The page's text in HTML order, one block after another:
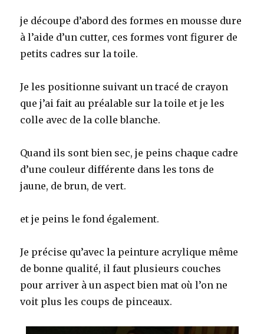
je découpe d’abord des formes en mousse dure
à l’aide d’un cutter, ces formes vont figurer de
petits cadres sur la toile.
Je les positionne suivant un tracé de crayon
que j’ai fait au préalable sur la toile et je les
colle avec de la colle blanche.
Quand ils sont bien sec, je peins chaque cadre
d’une couleur différente dans les tons de
jaune, de brun, de vert.
et je peins le fond également.
Je précise qu’avec la peinture acrylique même
de bonne qualité, il faut plusieurs couches
pour arriver à un aspect bien mat où l’on ne
voit plus les coups de pinceaux.